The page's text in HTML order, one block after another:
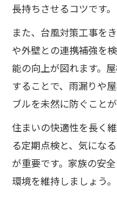
長持ちさせるコツです。
また、台風対策工事を
や外壁との連携補強を
能の向上が図れます。
することで、雨漏りや
ブルを未然に防ぐことが
住まいの快適性を長く
る定期点検と、気にな
が重要です。家族の安
環境を維持しましょう。